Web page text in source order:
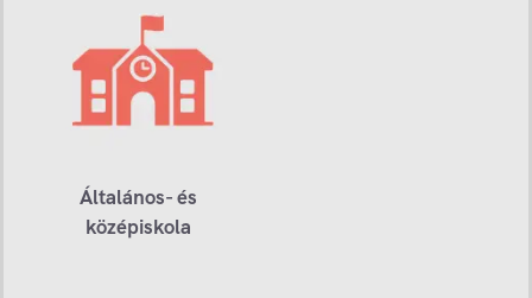
Általános- és
középiskola